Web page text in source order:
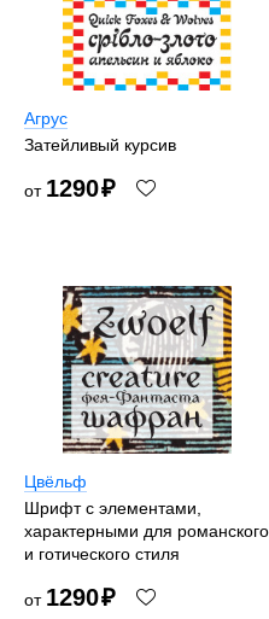
Агрус
Затейливый курсив
от 1290₽
Цвёльф
Шрифт с элементами,
характерными для романского
и готического стиля
от 1290₽